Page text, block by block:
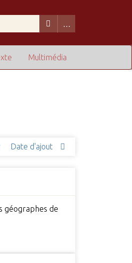
Multimédia
Date d'ajout
géographes de